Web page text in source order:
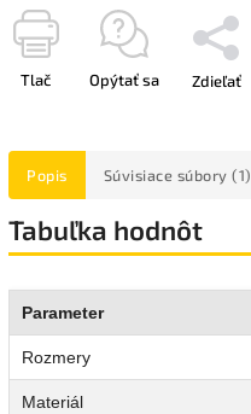
Tlač Opýtať sa Zdieľať
Popis Súvisiace súbory (1)
Tabuľka hodnôt
Parameter
Rozmery
Materiál